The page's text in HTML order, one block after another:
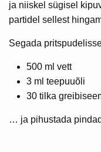
ja niiskel sügisel
partidel sellest
Segada
500 ml vett
3 ml teepuuõli
30 tilka
… ja pihustada